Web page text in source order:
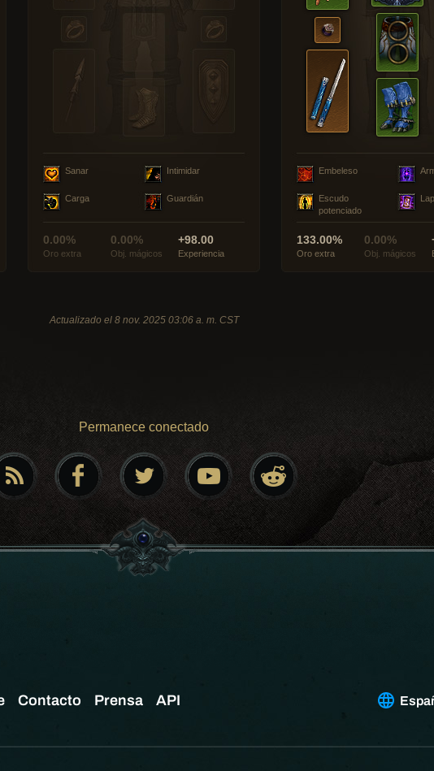
Sanar Intimidar
Carga Guardián
0.00%
Oro extra
0.00%
Obj. mágicos
+98.00
Experiencia
Embeleso
Escudo
potenciado
133.00%
Oro extra
0.00%
Obj. mágicos
Actualizado el 8 nov. 2025 03:06 a. m. CST
Permanece conectado